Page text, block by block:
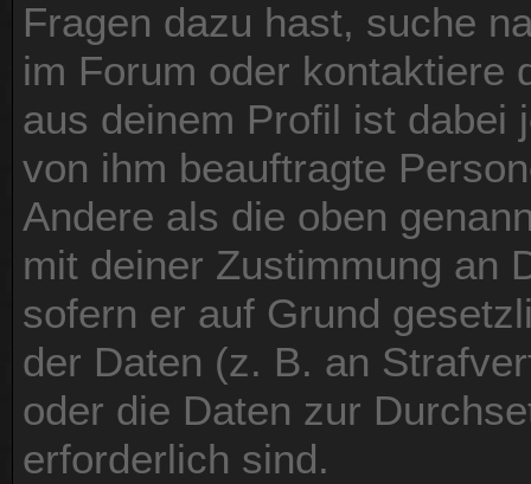
Fragen dazu hast, suche
im Forum oder kontaktiere
aus deinem Profil ist dabei
von ihm beauftragte
Andere als die oben
mit deiner Zustimmung an
sofern er auf Grund
der Daten (z. B. an
oder die Daten zur
erforderlich sind.